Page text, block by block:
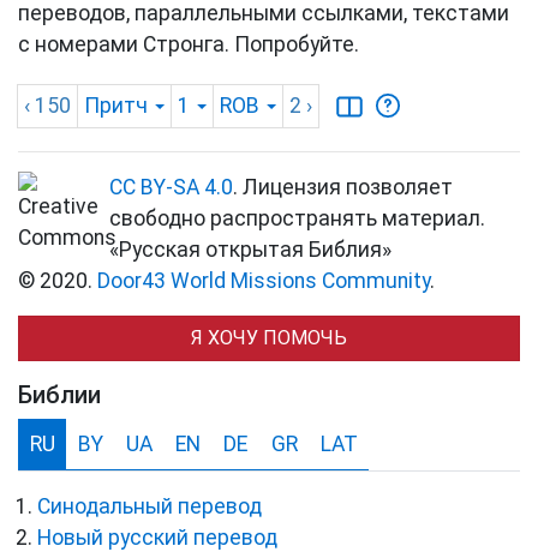
переводов, параллельными ссылками, текстами
с номерами Стронга. Попробуйте.
‹ 150 Притч 1 ROB 2 ›
CC BY-SA 4.0. Лицензия позволяет
свободно распространять материал.
«Русская открытая Библия»
© 2020. Door43 World Missions Community.
Я ХОЧУ ПОМОЧЬ
Библии
RU BY UA EN DE GR LAT
Синодальный перевод
Новый русский перевод